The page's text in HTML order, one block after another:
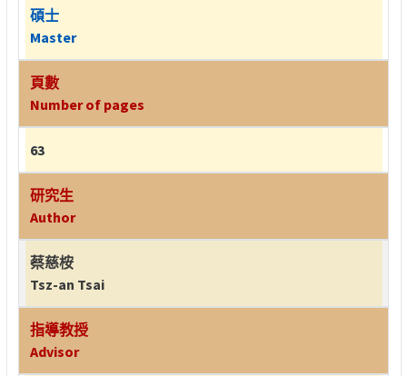
碩士
Master
頁數
Number of pages
63
研究生
Author
蔡慈桉
Tsz-an Tsai
指導教授
Advisor